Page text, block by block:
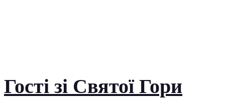
Гості зі Святої Гори